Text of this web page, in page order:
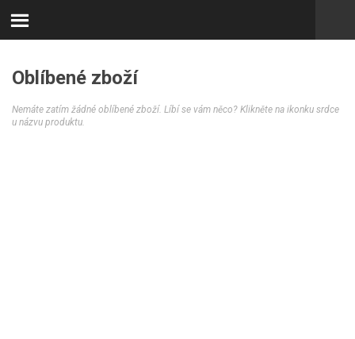
Oblíbené zboží
Nemáte zatím žádné oblíbené zboží. Líbí se vám něco? Klikněte na ikonku srdce
u názvu produktu.